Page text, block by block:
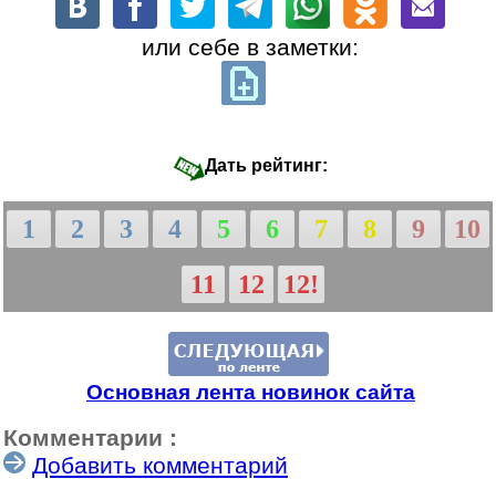
или себе в заметки:
Дать рейтинг:
1 2 3 4 5 6 7 8 9
10
11
12 12!
Основная лента новинок сайта
Комментарии :
Добавить комментарий